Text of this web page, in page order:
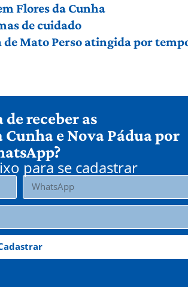
Flores da Cunha
de cuidado
de Mato Perso atingida por
de receber as
e Nova Pádua por
para se cadastrar